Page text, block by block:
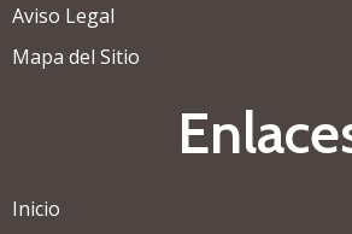
Aviso Legal
Mapa del Sitio
Inicio